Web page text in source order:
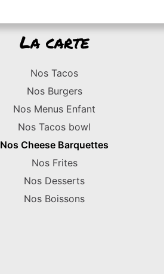
La carte
Nos Tacos
Nos Burgers
Nos Menus Enfant
Nos Tacos bowl
Nos Cheese Barquettes
Nos Frites
Nos Desserts
Nos Boissons